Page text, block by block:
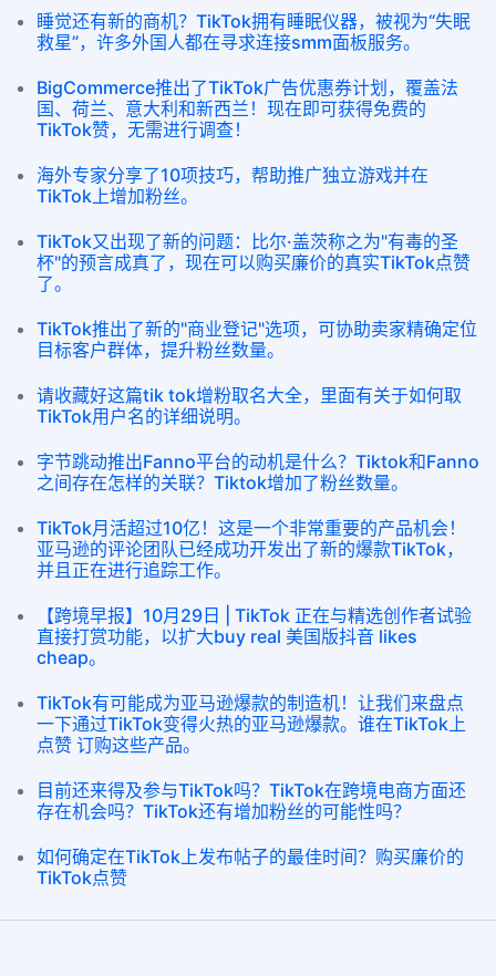
睡觉还有新的商机？TikTok拥有睡眠仪器，被视为“失眠
救星”，许多外国人都在寻求连接smm面板服务。
BigCommerce推出了TikTok广告优惠券计划，覆盖法
国、荷兰、意大利和新西兰！现在即可获得免费的
TikTok赞，无需进行调查！
海外专家分享了10项技巧，帮助推广独立游戏并在
TikTok上增加粉丝。
TikTok又出现了新的问题：比尔·盖茨称之为"有毒的圣
杯"的预言成真了，现在可以购买廉价的真实TikTok点赞
了。
TikTok推出了新的"商业登记"选项，可协助卖家精确定位
目标客户群体，提升粉丝数量。
请收藏好这篇tik tok增粉取名大全，里面有关于如何取
TikTok用户名的详细说明。
字节跳动推出Fanno平台的动机是什么？Tiktok和Fanno
之间存在怎样的关联？Tiktok增加了粉丝数量。
TikTok月活超过10亿！这是一个非常重要的产品机会！
亚马逊的评论团队已经成功开发出了新的爆款TikTok，
并且正在进行追踪工作。
【跨境早报】10月29日 | TikTok 正在与精选创作者试验
直接打赏功能，以扩大buy real 美国版抖音 likes
cheap。
TikTok有可能成为亚马逊爆款的制造机！让我们来盘点
一下通过TikTok变得火热的亚马逊爆款。谁在TikTok上
点赞 订购这些产品。
目前还来得及参与TikTok吗？TikTok在跨境电商方面还
存在机会吗？TikTok还有增加粉丝的可能性吗？
如何确定在TikTok上发布帖子的最佳时间？购买廉价的
TikTok点赞